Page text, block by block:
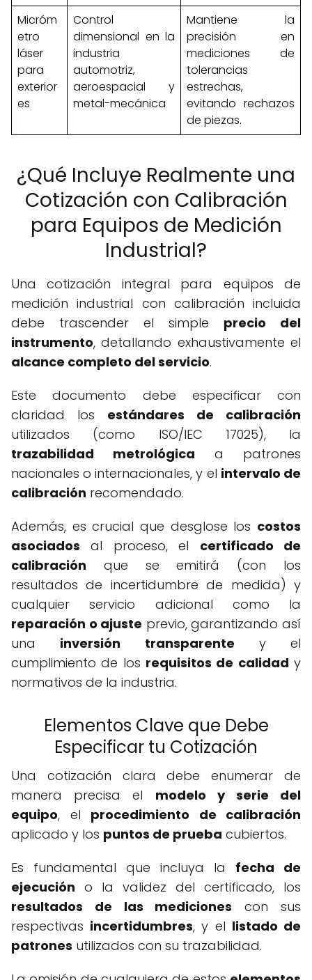
Micróm
etro
láser
para
exterior
es
Control
dimensional en la
industria
automotriz,
aeroespacial y
metal-mecánica
Mantiene la
precisión en
mediciones de
tolerancias
estrechas,
evitando rechazos
de piezas.
¿Qué Incluye Realmente una
Cotización con Calibración
para Equipos de Medición
Industrial?
Una cotización integral para equipos de
medición industrial con calibración incluida
debe trascender el simple precio del
instrumento, detallando exhaustivamente el
alcance completo del servicio.
Este documento debe especificar con
claridad los estándares de calibración
utilizados (como ISO/IEC 17025), la
trazabilidad metrológica a patrones
nacionales o internacionales, y el intervalo de
calibración recomendado.
Además, es crucial que desglose los costos
asociados al proceso, el certificado de
calibración que se emitirá (con los
resultados de incertidumbre de medida) y
cualquier servicio adicional como la
reparación o ajuste previo, garantizando así
una inversión transparente y el
cumplimiento de los requisitos de calidad y
normativos de la industria.
Elementos Clave que Debe
Especificar tu Cotización
Una cotización clara debe enumerar de
manera precisa el modelo y serie del
equipo, el procedimiento de calibración
aplicado y los puntos de prueba cubiertos.
Es fundamental que incluya la fecha de
ejecución o la validez del certificado, los
resultados de las mediciones con sus
respectivas incertidumbres, y el listado de
patrones utilizados con su trazabilidad.